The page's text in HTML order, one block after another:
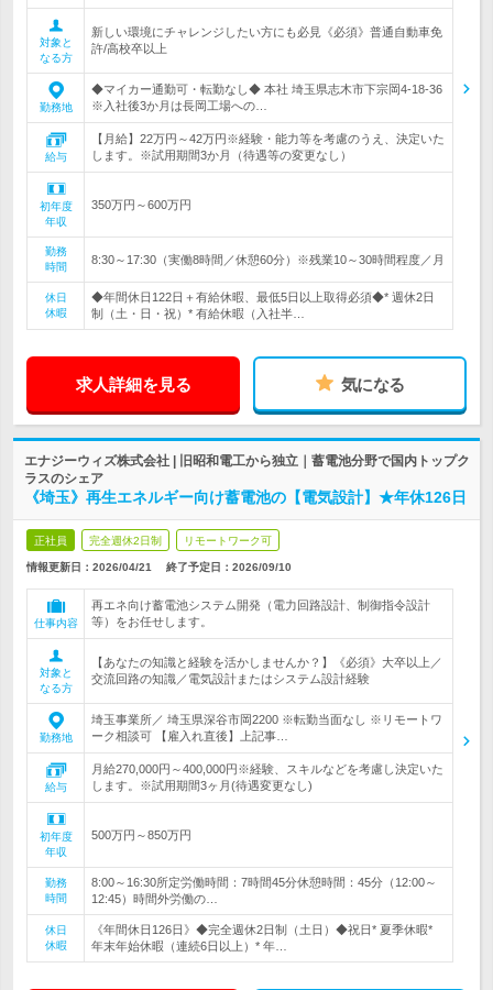
対象と
なる方
新しい環境にチャレンジしたい方にも必見《必須》普通自動車免
許/高校卒以上
勤務地
◆マイカー通勤可・転勤なし◆ 本社 埼玉県志木市下宗岡4-18-36
※入社後3か月は長岡工場への…
給与
【月給】22万円～42万円※経験・能力等を考慮のうえ、決定いた
します。※試用期間3か月（待遇等の変更なし）
初年度
年収
350万円～600万円
勤務
時間
8:30～17:30（実働8時間／休憩60分）※残業10～30時間程度／月
休日
休暇
◆年間休日122日＋有給休暇、最低5日以上取得必須◆* 週休2日
制（土・日・祝）* 有給休暇（入社半…
求人詳細を見る 気になる
エナジーウィズ株式会社 | 旧昭和電工から独立｜蓄電池分野で国内トップク
ラスのシェア
《埼玉》再生エネルギー向け蓄電池の【電気設計】★年休126日
正社員 完全週休2日制 リモートワーク可
情報更新日：2026/04/21 終了予定日： 2026/09/10
仕事内容
再エネ向け蓄電池システム開発（電力回路設計、制御指令設計
等）をお任せします。
対象と
なる方
【あなたの知識と経験を活かしませんか？】《必須》大卒以上／
交流回路の知識／電気設計またはシステム設計経験
勤務地
埼玉事業所／ 埼玉県深谷市岡2200 ※転勤当面なし ※リモートワ
ーク相談可 【雇入れ直後】上記事…
給与
月給270,000円～400,000円※経験、スキルなどを考慮し決定いた
します。※試用期間3ヶ月(待遇変更なし)
初年度
年収
500万円～850万円
勤務
時間
8:00～16:30所定労働時間：7時間45分休憩時間：45分（12:00～
12:45）時間外労働の…
休日
休暇
《年間休日126日》◆完全週休2日制（土日）◆祝日* 夏季休暇*
年末年始休暇（連続6日以上）* 年…